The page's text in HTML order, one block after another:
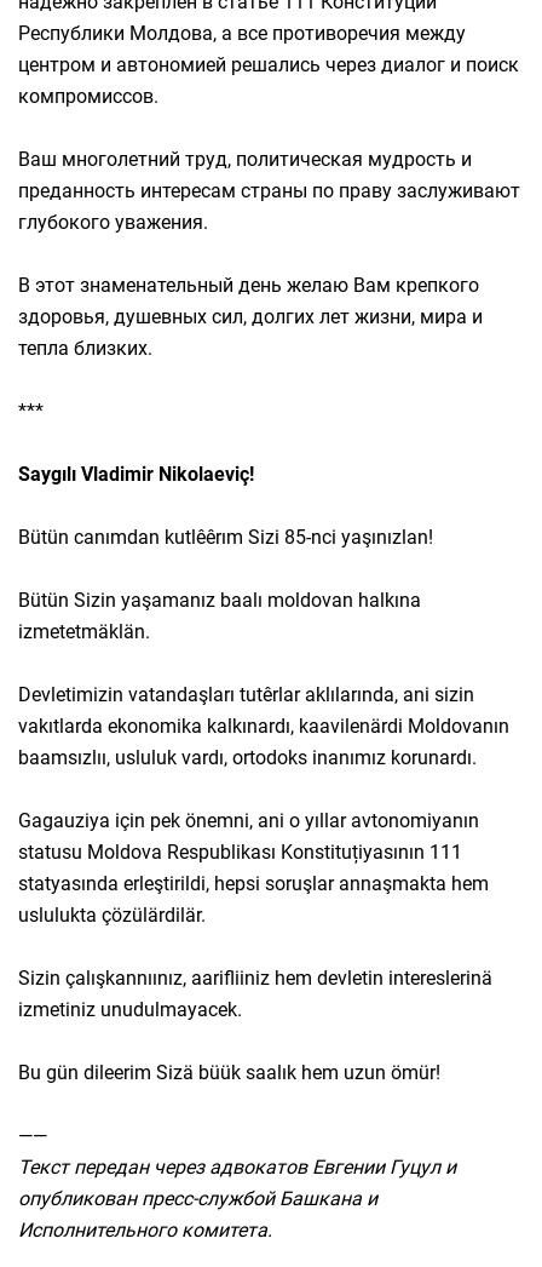
Республики Молдова, а все противоречия между
центром и автономией решались через диалог и поиск
компромиссов.
Ваш многолетний труд, политическая мудрость и
преданность интересам страны по праву заслуживают
глубокого уважения.
В этот знаменательный день желаю Вам крепкого
здоровья, душевных сил, долгих лет жизни, мира и
тепла близких.
***
Saygılı Vladimir Nikolaeviç!
Bütün canımdan kutlêêrım Sizi 85-nci yaşınızlan!
Bütün Sizin yaşamanız baalı moldovan halkına
izmetetmäklän.
Devletimizin vatandaşları tutêrlar aklılarında, ani sizin
vakıtlarda ekonomika kalkınardı, kaavilenärdi Moldovanın
baamsızlıı, usluluk vardı, ortodoks inanımız korunardı.
Gagauziya için pek önemni, ani o yıllar avtonomiyanın
statusu Moldova Respublikası Konstituțiyasının 111
statyasında erleştirildi, hepsi soruşlar annaşmakta hem
uslulukta çözülärdilär.
Sizin çalışkannıınız, aarifliiniz hem devletin intereslerinä
izmetiniz unudulmayacek.
Bu gün dileerim Sizä büük saalık hem uzun ömür!
——
Текст передан через адвокатов Евгении Гуцул и
опубликован пресс-службой Башкана и
Исполнительного комитета.